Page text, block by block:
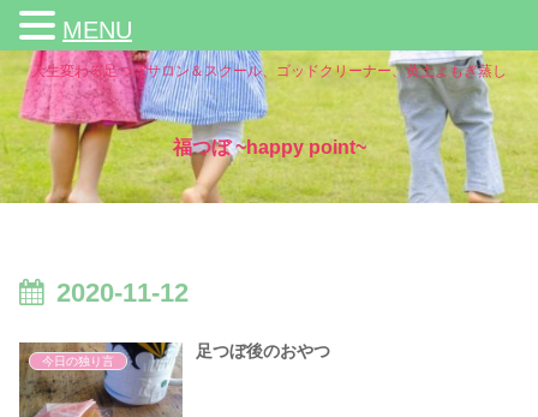
人生変わる足つぼサロン＆スクール、ゴッドクリーナー、黄土よもぎ蒸し
福つぼ ~happy point~
2020-11-12
今日の独り言
足つぼ後のおやつ
MENU